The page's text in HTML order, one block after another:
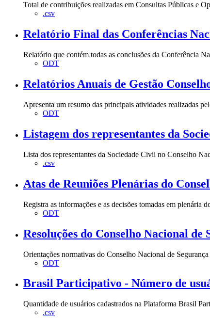
Total de contribuições realizadas em Consultas Públicas e
.csv
Relatório Final das Conferências
Relatório que contém todas as conclusões da Conferência
ODT
Relatórios Anuais de Gestão
Apresenta um resumo das principais atividades realizadas
ODT
Listagem dos representantes da
Lista dos representantes da Sociedade Civil no Conselho
.csv
Atas de Reuniões Plenárias do
Registra as informações e as decisões tomadas em
ODT
Resoluções do Conselho Nacional
Orientações normativas do Conselho Nacional de
ODT
Brasil Participativo - Número de
Quantidade de usuários cadastrados na Plataforma Brasil
.csv